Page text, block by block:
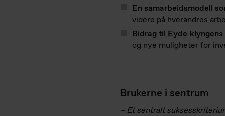
En samarbeidsmodell
videre på hverandres
Bidrag til Eyde‑
og nye muligheter for
Brukerne i sentrum
– Et sentralt